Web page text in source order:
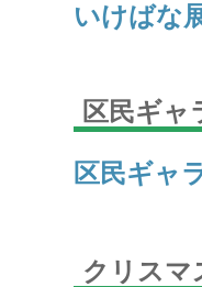
いけばな
区民ギャ
区民ギャ
クリスマ